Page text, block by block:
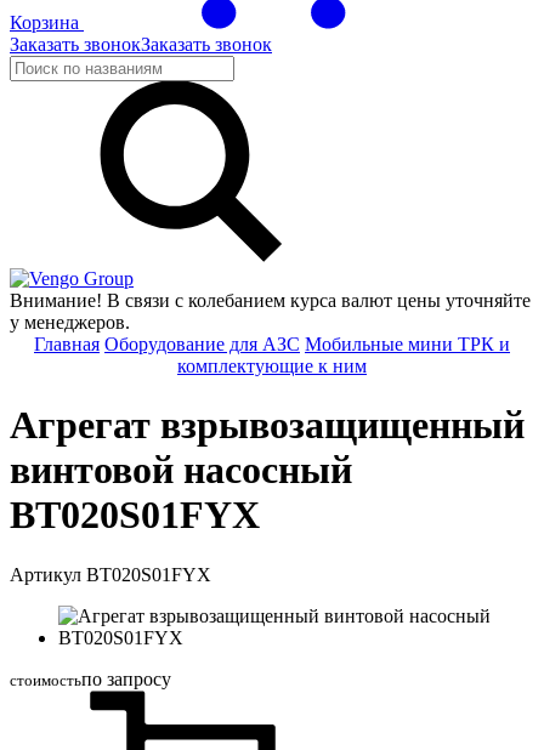
Корзина
Заказать звонокЗаказать звонок
Group
Внимание! В связи с колебанием курса валют цены уточняйте
у менеджеров.
Главная Оборудование для АЗС Мобильные мини ТРК и
комплектующие к ним
Агрегат взрывозащищенный
винтовой насосный
BT020S01FYX
Артикул BT020S01FYX
стоимостьпо запросу